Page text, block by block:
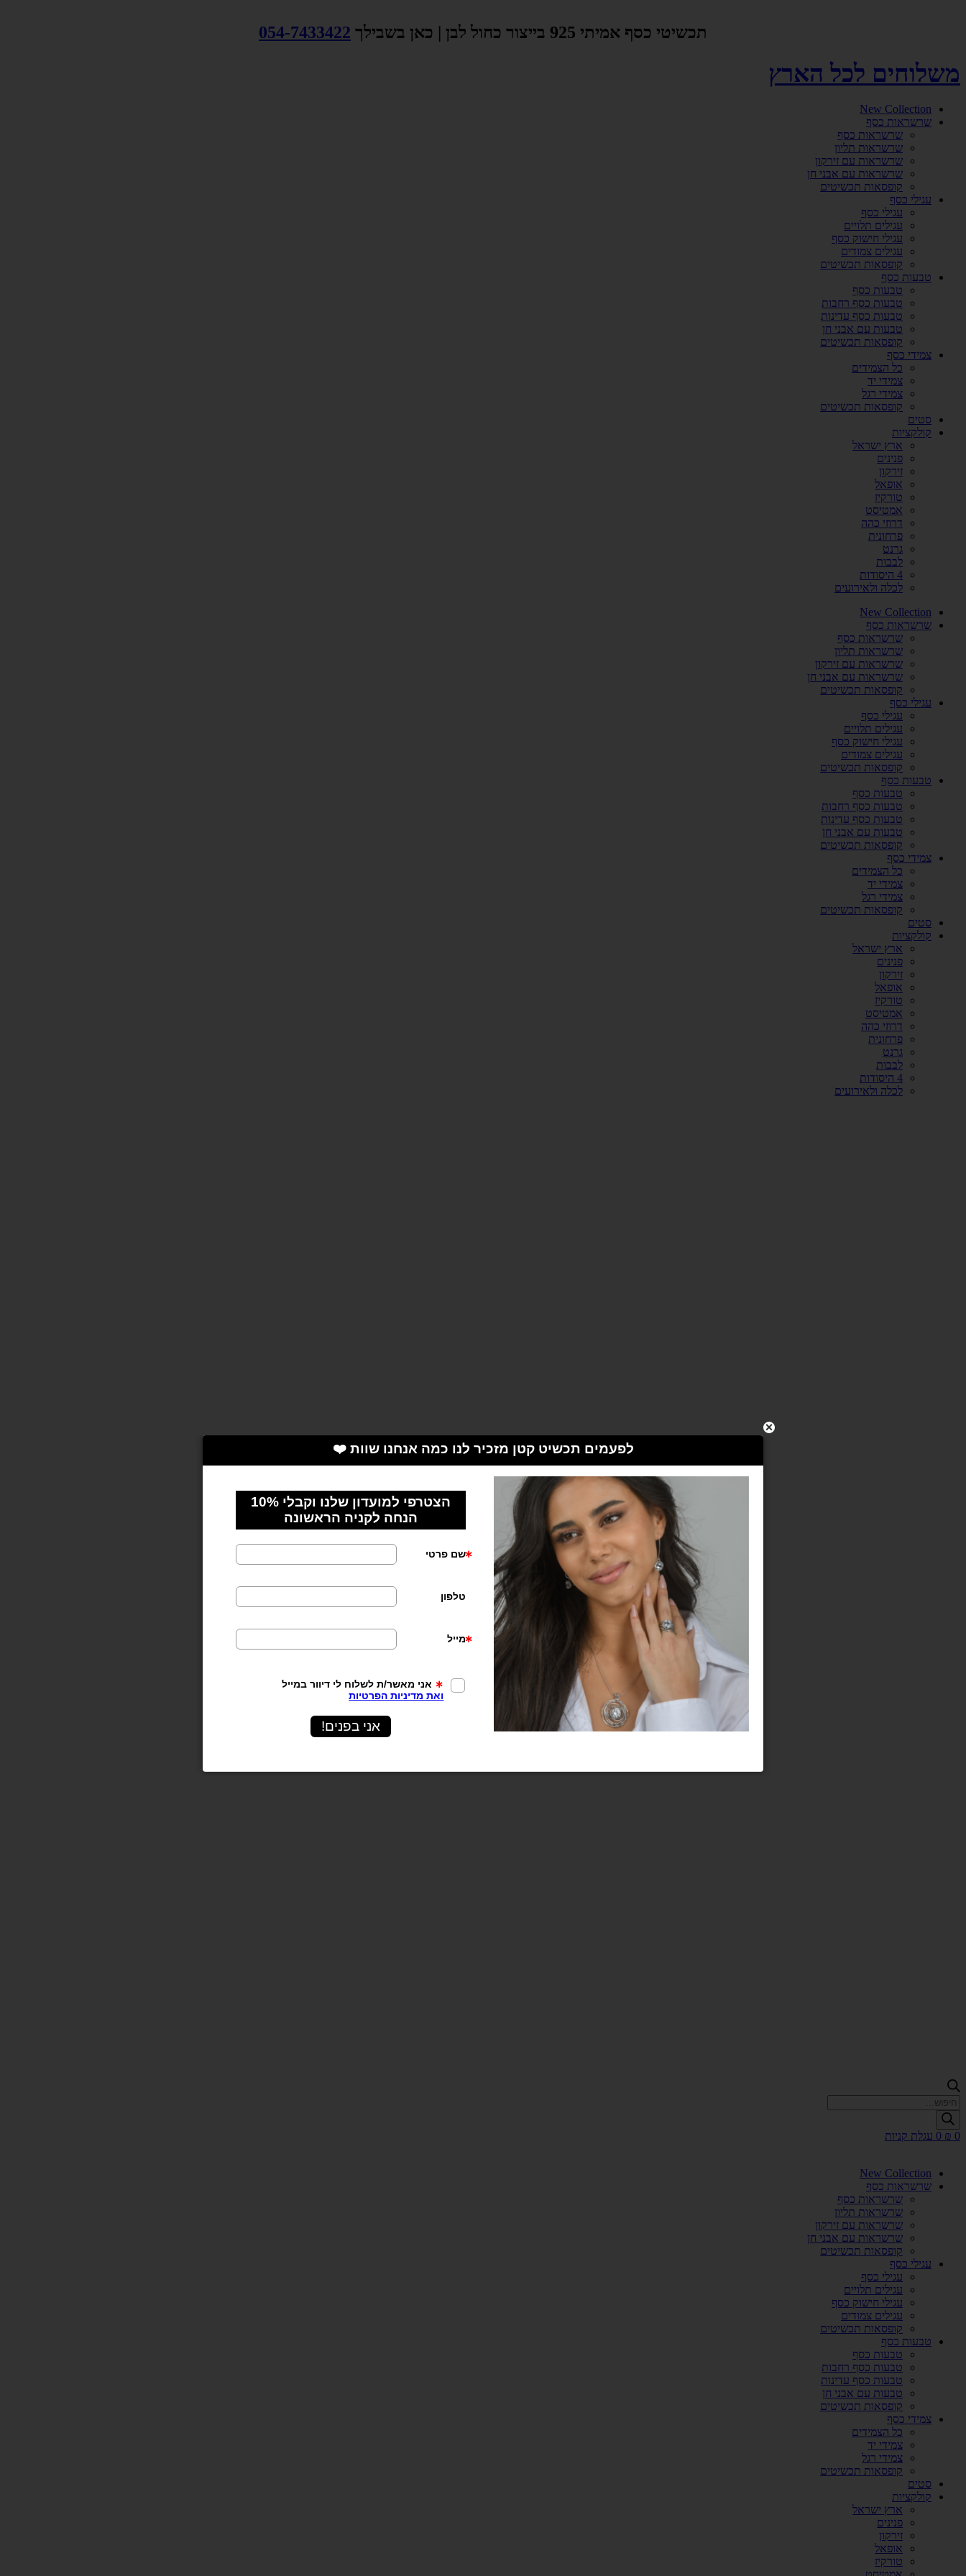
תכשיטי כסף אמיתי 925 בייצור כחול לבן | כאן בשבילך 054-7433422
משלוחים לכל הארץ
New Collection
שרשראות כסף
שרשראות כסף
שרשראות תליון
שרשראות עם זירקון
שרשראות עם אבני חן
קופסאות תכשיטים
עגילי כסף
עגילי כסף
עגילים תלויים
עגילי חישוק כסף
עגילים צמודים
קופסאות תכשיטים
טבעות כסף
טבעות כסף
טבעות כסף רחבות
טבעות כסף עדינות
טבעות עם אבני חן
קופסאות תכשיטים
צמידי כסף
כל הצמידים
צמידי יד
צמידי רגל
קופסאות תכשיטים
סטים
קולקציות
ארץ ישראל
פנינים
זירקון
אופאל
טורקיז
אמטיסט
דרוזי כהה
פרחונית
גרנט
לבבות
4 היסודות
לכלה ולאירועים
New Collection
שרשראות כסף
שרשראות כסף
שרשראות תליון
שרשראות עם זירקון
שרשראות עם אבני חן
קופסאות תכשיטים
עגילי כסף
עגילי כסף
עגילים תלויים
עגילי חישוק כסף
עגילים צמודים
קופסאות תכשיטים
טבעות כסף
טבעות כסף
טבעות כסף רחבות
טבעות כסף עדינות
טבעות עם אבני חן
קופסאות תכשיטים
צמידי כסף
כל הצמידים
צמידי יד
צמידי רגל
קופסאות תכשיטים
סטים
קולקציות
ארץ ישראל
פנינים
זירקון
אופאל
טורקיז
אמטיסט
דרוזי כהה
פרחונית
גרנט
לבבות
4 היסודות
לכלה ולאירועים
Products
search
₪ 0
0 עגלת קניות
New Collection
שרשראות כסף
שרשראות כסף
שרשראות תליון
שרשראות עם זירקון
שרשראות עם אבני חן
קופסאות תכשיטים
עגילי כסף
עגילי כסף
עגילים תלויים
עגילי חישוק כסף
עגילים צמודים
קופסאות תכשיטים
טבעות כסף
טבעות כסף
טבעות כסף רחבות
טבעות כסף עדינות
טבעות עם אבני חן
קופסאות תכשיטים
צמידי כסף
כל הצמידים
צמידי יד
צמידי רגל
קופסאות תכשיטים
סטים
קולקציות
ארץ ישראל
פנינים
זירקון
אופאל
טורקיז